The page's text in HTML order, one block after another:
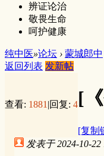
辨证论治
敬畏生命
呵护健康
纯中医»论坛 › 蒙城郎中
返回列表 发新帖
查看: 1881 |回复: 4[
[复制
发表于 2024-10-22